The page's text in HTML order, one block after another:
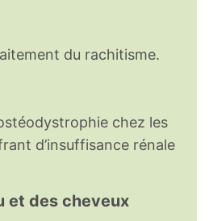
du rachitisme.
chez les
d’insuffisance rénale
et des cheveux